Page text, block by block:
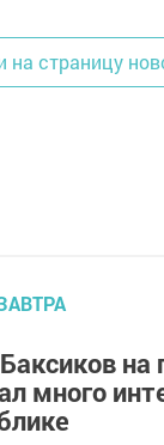
на страницу
на
много